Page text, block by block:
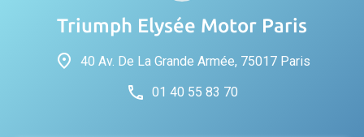
Triumph Elysée Motor Paris
place 40 Av. De La Grande Armée, 75017 Paris
phone 01 40 55 83 70